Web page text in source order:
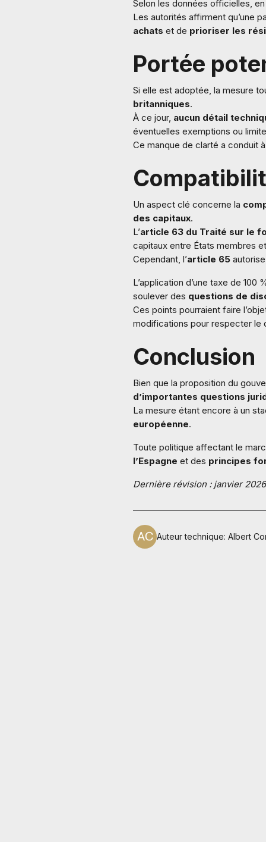
Selon les données officielles,
Les autorités affirment qu’une
achats et de prioriser les
Portée
Si elle est adoptée, la mesure
britanniques.
À ce jour, aucun détail
éventuelles exemptions ou
Ce manque de clarté a conduit
Un aspect clé concerne la
des capitaux.
L’article 63 du Traité sur le
capitaux entre États membres
Cependant, l’article 65
L’application d’une taxe de
soulever des questions de
Ces points pourraient faire
modifications pour respecter le
Conclusion
Bien que la proposition du
d’importantes questions
La mesure étant encore à un
européenne.
Toute politique affectant le
l’Espagne et des principes
Dernière révision : janvier 2026
Auteur technique: Albert